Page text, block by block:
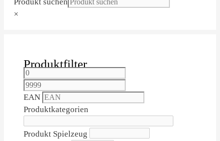
×
Produktfilter
EAN
Produktkategorien
Produkt Spielzeug